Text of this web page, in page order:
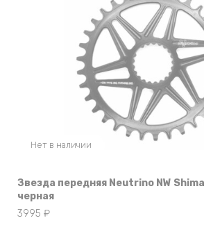
Нет в наличии
Звезда передняя Neutrino NW
черная
3995 ₽